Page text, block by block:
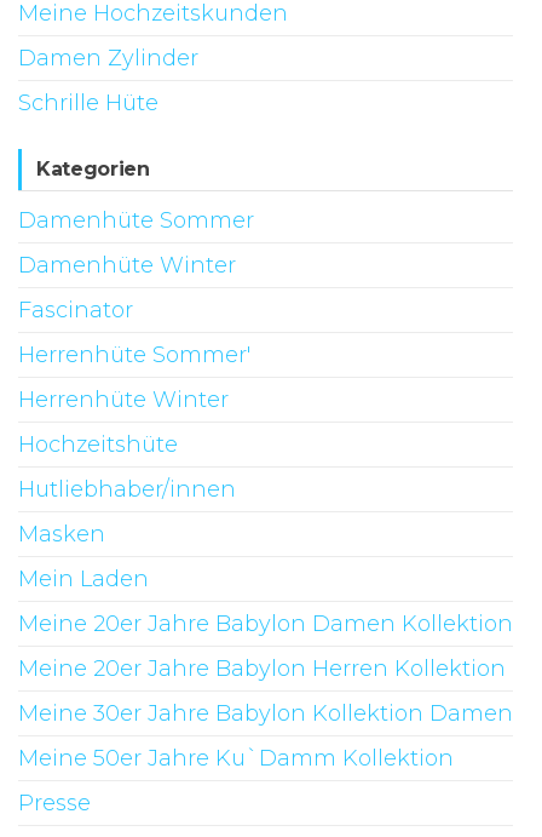
Meine Hochzeitskunden
Damen Zylinder
Schrille Hüte
Kategorien
Damenhüte Sommer
Damenhüte Winter
Fascinator
Herrenhüte Sommer'
Herrenhüte Winter
Hochzeitshüte
Hutliebhaber/innen
Masken
Mein Laden
Meine 20er Jahre Babylon Damen Kollektion
Meine 20er Jahre Babylon Herren Kollektion
Meine 30er Jahre Babylon Kollektion Damen
Meine 50er Jahre Ku`Damm Kollektion
Presse